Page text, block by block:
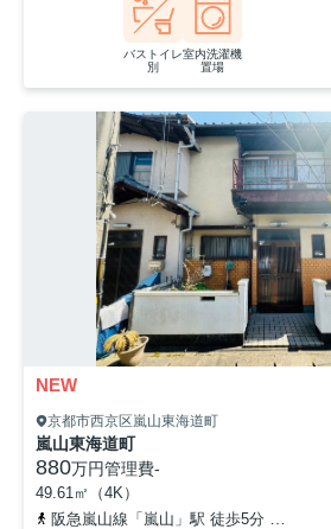
バストイレ
別
室内洗濯機
置場
NEW
京都市西京区嵐山東海道町
嵐山東海道町
880万円管理費-
49.61㎡（4K）
阪急嵐山線「嵐山」駅 徒歩5分